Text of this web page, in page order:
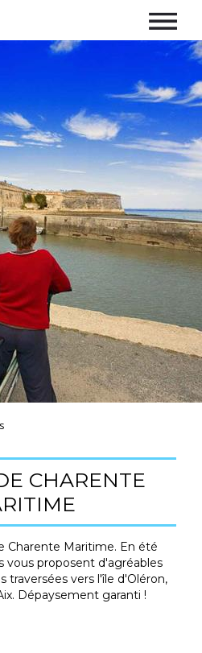
CHARENTE
Charente Maritime. En été
vous proposent d'agréables
traversées vers l'île d'Oléron,
Dépaysement garanti !